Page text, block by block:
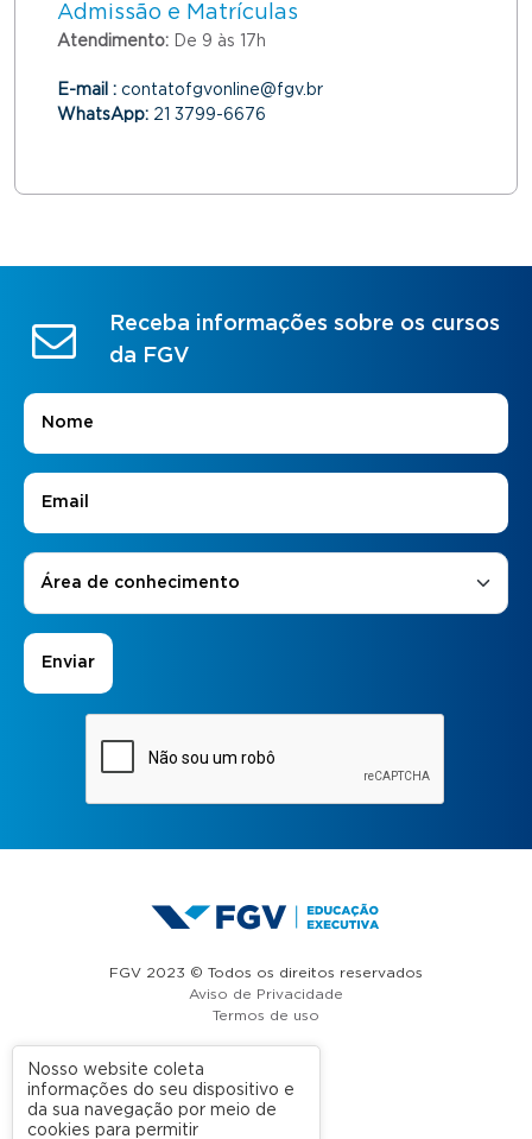
Admissão e Matrículas
Atendimento: De 9 às 17h
E-mail : contatofgvonline@fgv.br
WhatsApp: 21 3799-6676
Receba informações sobre os cursos
da FGV
Nome
E-mail
Áreas de Interesse
Área de conhecimento
FGV 2023 © Todos os direitos reservados
Aviso de Privacidade
Termos de uso
A FGV
Nosso website coleta
informações do seu dispositivo e
da sua navegação por meio de
cookies para permitir